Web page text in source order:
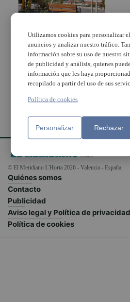
El alcalde de Burjassot
inicia una nueva
campaña, Parque a
parque
© El Meridiano L'Horta 2026 - Valencia - España
Quiénes somos
Contacto
Publicidad
Aviso legal y Política de privacidad
Política de cookies
Utilizamos cookies para personalizar
anuncios y analizar nuestro tráfico.
información sobre su uso de nuestro
de publicidad y análisis, quienes
información que les haya
recopilado a partir del uso de sus
Política de cookies
Personalizar Rechazar